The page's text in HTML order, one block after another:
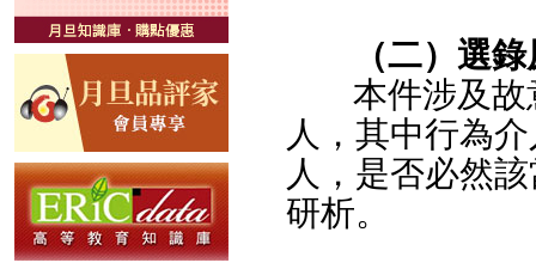
（二）選
本件涉及
人，其中行為
人，是否必然
研析。